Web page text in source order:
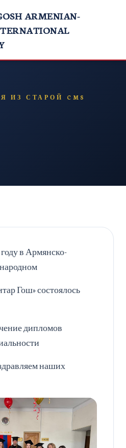
ARMENIAN-
ИЗ СТАРОЙ CMS
в Армянско-
Гош» состоялось
дипломов
наших